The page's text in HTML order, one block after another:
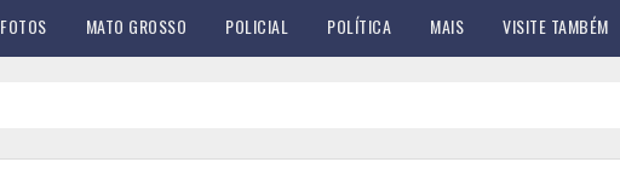
FOTOS MATO GROSSO POLICIAL POLÍTICA MAIS VISITE TAMBÉM